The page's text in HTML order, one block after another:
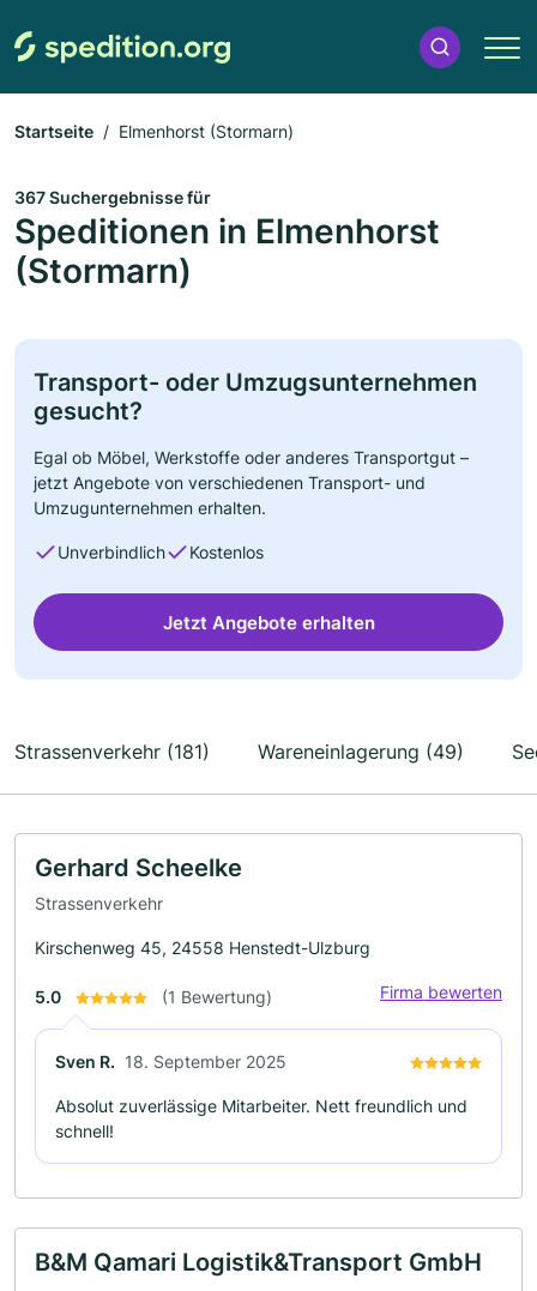
Startseite Elmenhorst (Stormarn)
367 Suchergebnisse für
Speditionen in Elmenhorst
(Stormarn)
Transport- oder Umzugsunternehmen
gesucht?
Egal ob Möbel, Werkstoffe oder anderes Transportgut –
jetzt Angebote von verschiedenen Transport- und
Umzugunternehmen erhalten.
Unverbindlich Kostenlos
Jetzt Angebote erhalten
Strassenverkehr (181) Wareneinlagerung (49)
Gerhard Scheelke
Strassenverkehr
Kirschenweg 45, 24558 Henstedt-Ulzburg
5.0 (1 Bewertung) Firma bewerten
Sven R. 18. September 2025
Absolut zuverlässige Mitarbeiter. Nett freundlich und
schnell!
B&M Qamari Logistik&Transport GmbH